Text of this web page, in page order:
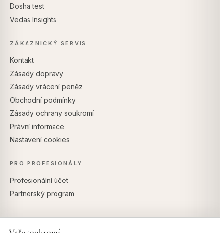
Dosha test
Vedas Insights
ZÁKAZNICKÝ SERVIS
Kontakt
Zásady dopravy
Zásady vrácení peněz
Obchodní podmínky
Zásady ochrany soukromí
Právní informace
Nastavení cookies
PRO PROFESIONÁLY
Profesionální účet
Partnerský program